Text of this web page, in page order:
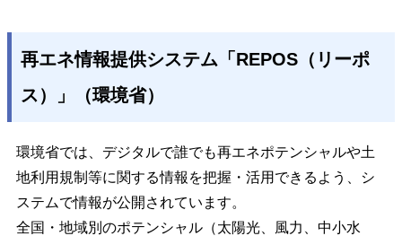
再エネ情報提供システム「REPOS（リーポ
ス）」（環境省）
環境省では、デジタルで誰でも再エネポテンシャルや土
地利用規制等に関する情報を把握・活用できるよう、シ
ステムで情報が公開されています。
全国・地域別のポテンシャル（太陽光、風力、中小水